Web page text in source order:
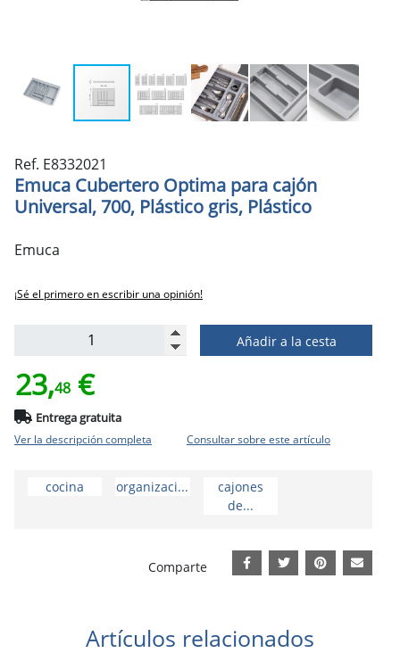
Ref. E8332021
Emuca Cubertero Optima para cajón
Universal, 700, Plástico gris, Plástico
Emuca
¡Sé el primero en escribir una opinión!
Añadir a la cesta
23,48 €
Entrega gratuita
Ver la descripción completa Consultar sobre este artículo
cocina organizaci...
cajones
de...
Comparte
Artículos relacionados